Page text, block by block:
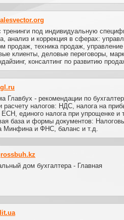
тренинги под индивидуальную
анализ и коррекция в сферах:
продаж, техника продаж,
клиенты, деловые переговоры,
консалтинг по развитию
Главбух - рекомендации по
расчету налогов: НДС, налога на
единого налога при упрощенке и
база и формы документов:
Минфина и ФНС, баланс и т.д.
дом бухгалтера - Главная